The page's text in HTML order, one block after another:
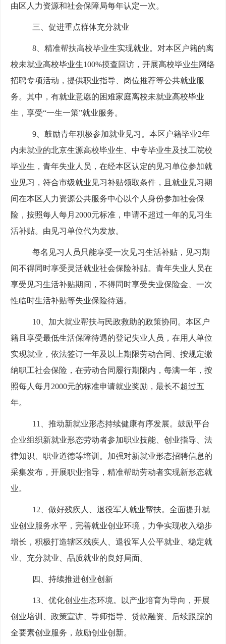
由区人力资源和社会保障局每年认定一次。
三、促进重点群体充分就业
8、精准帮扶高校毕业生实现就业。对本区户籍的离
校未就业高校毕业生100%摸查回访，开展高校毕业生网络
招聘专项活动，提供职业指导、岗位推荐等公共就业服
务。其中，有就业意愿的困难家庭离校未就业高校毕业
生，享受“一生一策”就业服务。
9、鼓励青年积极参加就业见习。本区户籍毕业2年
内未就业的北京生源高校毕业生、中专毕业生及技工院校
毕业生，青年失业人员，在经本区认定的见习单位参加就
业见习，符合市级就业见习补贴领取条件，且就业见习期
间在本区人力资源公共服务中心以个人身份参加社会保
险，按照每人每月2000元标准，申请不超过一年的见习生
活补贴。由见习单位代为发放。
每名见习人员只能享受一次见习生活补贴，见习期
间不得同时享受灵活就业社会保险补贴。青年失业人员在
享受见习生活补贴期间，不得同时享受失业保险金、一次
性临时生活补贴等失业保险待遇。
10、加大就业帮扶与民政救助的政策协同。本区户
籍且享受最低生活保障待遇的登记失业人员，在用人单位
实现就业，依法签订一年及以上期限劳动合同、按规定缴
纳职工社会保险，在劳动合同履行期限内，每满一年，按
照每人每月2000元的标准申请就业奖励，最长不超过五
年。
11、推动新就业形态持续健康有序发展。鼓励平台
企业组织新就业形态劳动者参加职业技能、创业指导、法
律知识、职业道德等培训。加强对新就业形态招聘信息的
采集发布，开展职业指导，精准帮助劳动者实现新形态就
业。
12、做好残疾人、退役军人就业帮扶。全面提升就
业创业服务水平，完善就业创业环境，力争实现收入稳步
增长，积极打造辖区残疾人、退役军人公平就业、稳定就
业、充分就业、品质就业的良好局面。
四、持续推进创业创新
13、优化创业生态环境。以产业培育为导向，开展
创业培训、政策宣讲、导师指导、贷款融资、后续跟踪的
全要素创业服务，鼓励创业创新。